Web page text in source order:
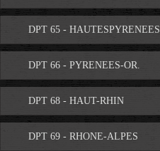
DPT 65 - HAUTESPYRENEES
DPT 66 - PYRENEES-OR.
DPT 68 - HAUT-RHIN
DPT 69 - RHONE-ALPES